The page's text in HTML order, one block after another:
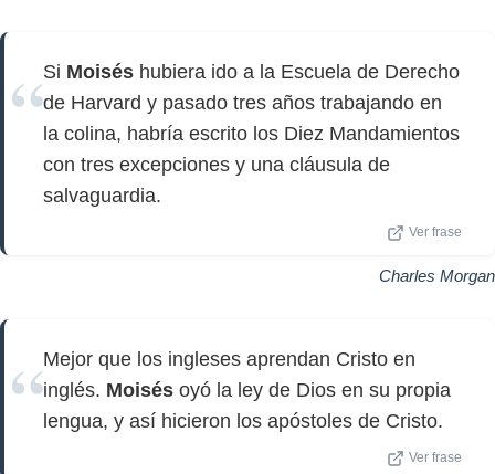
Si Moisés hubiera ido a la Escuela de Derecho
de Harvard y pasado tres años trabajando en
la colina, habría escrito los Diez Mandamientos
con tres excepciones y una cláusula de
salvaguardia.
Ver frase
Charles Morgan
Mejor que los ingleses aprendan Cristo en
inglés. Moisés oyó la ley de Dios en su propia
lengua, y así hicieron los apóstoles de Cristo.
Ver frase